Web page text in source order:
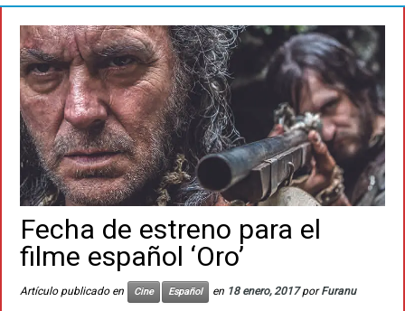
contenido
Fecha de estreno para el
filme español ‘Oro’
Artículo publicado en Cine Español en 18 enero, 2017 porFuranu